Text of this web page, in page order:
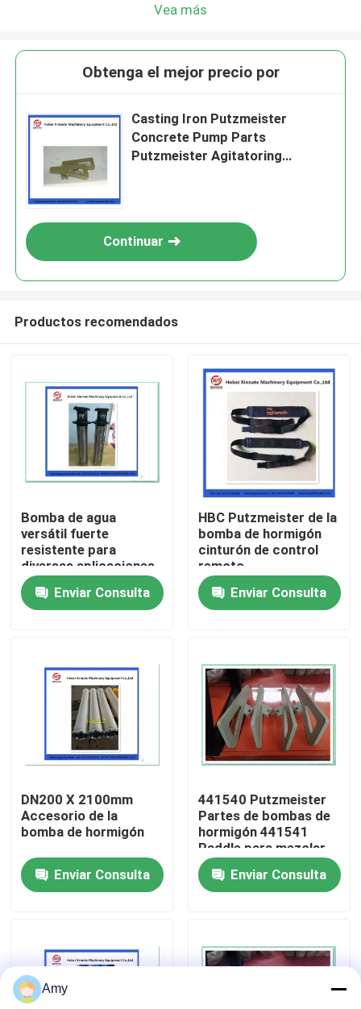
Inicio
Productos
Sobre nosotros
Visita a la fábrica
Control de Calidad
Piezas de la bomba concreta de Putzmeister
Piezas de la bomba concreta de Schwing
Vea más
Obtenga el mejor precio por
Casting Iron Putzmeister
Concrete Pump Parts
Putzmeister Agitatoring
Continuar
Productos recomendados
Bomba de agua
versátil fuerte
resistente para
diversas aplicaciones
Enviar Consulta
HBC Putzmeister de la
bomba de hormigón
cinturón de control
remoto
Enviar Consulta
DN200 X 2100mm
Accesorio de la
bomba de hormigón
Enviar Consulta
441540 Putzmeister
Partes de bombas de
hormigón 441541
Paddle para mezclar
bombas de hormigón
Enviar Consulta
Amy